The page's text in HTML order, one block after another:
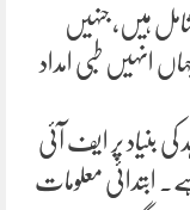
ہیں، جنہیں
انہیں طبی امداد
بنیاد پر ایف آئی
ابتدائی معلومات